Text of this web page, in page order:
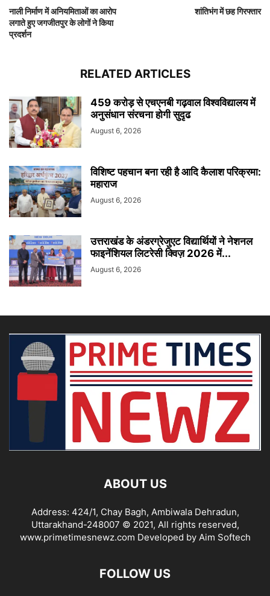
नाली निर्माण में अनियमिताओं का आरोप
लगाते हुए जगजीतपुर के लोगों ने किया
प्रदर्शन
शांतिभंग में छह गिरफ्तार
RELATED ARTICLES
459 करोड़ से एचएनबी गढ़वाल विश्वविद्यालय में
अनुसंधान संरचना होगी सुदृढ
August 6, 2026
विशिष्ट पहचान बना रही है आदि कैलाश परिक्रमा:
महाराज
August 6, 2026
उत्तराखंड के अंडरग्रेजुएट विद्यार्थियों ने नेशनल
फाइनेंशियल लिटरेसी क्विज़ 2026 में...
August 6, 2026
ABOUT US
Address: 424/1, Chay Bagh, Ambiwala Dehradun,
Uttarakhand-248007 © 2021, All rights reserved,
www.primetimesnewz.com Developed by Aim Softech
FOLLOW US